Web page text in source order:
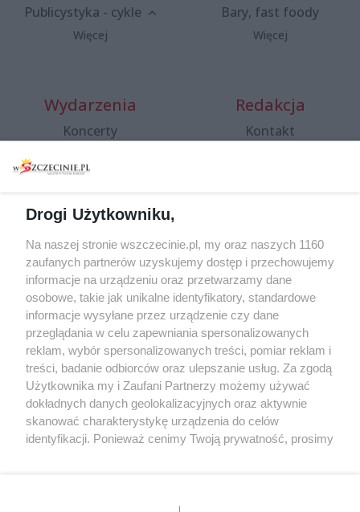
Publicystyka - cykle
Więcej
Bary, fast foody
Więcej
Wydarzenia
Koncerty
Spacery i oprowadzania
targi
Wernisaże
Więcej
Redakcja
Kontakt
Specjalny koncert z okazji
20. urodzin portalu
wSzczecinie.pl
Regulamin konkursów
śniadaniówka "Hej
Szczecin! Jest piątek!"
Partnerzy
Praca Szczecin
Drogi Użytkowniku,
Na naszej stronie wszczecinie.pl, my oraz naszych 1160
zaufanych partnerów uzyskujemy dostęp i przechowujemy
informacje na urządzeniu oraz przetwarzamy dane
osobowe, takie jak unikalne identyfikatory, standardowe
informacje wysyłane przez urządzenie czy dane
przeglądania w celu zapewniania spersonalizowanych
reklam, wybór spersonalizowanych treści, pomiar reklam i
treści, badanie odbiorców oraz ulepszanie usług. Za zgodą
Użytkownika my i Zaufani Partnerzy możemy używać
dokładnych danych geolokalizacyjnych oraz aktywnie
skanować charakterystykę urządzenia do celów
identyfikacji. Ponieważ cenimy Twoją prywatność, prosimy
prywatności znajdujący się w lewym dolnym rogu strony